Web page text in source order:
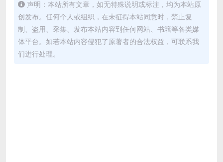
声明：本站所有文章，如无特殊说明或标注，均为本站原
创发布。任何个人或组织，在未征得本站同意时，禁止复
制、盗用、采集、发布本站内容到任何网站、书籍等各类媒
体平台。如若本站内容侵犯了原著者的合法权益，可联系我
们进行处理。